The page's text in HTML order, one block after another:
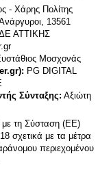
- Χάρης Πολίτης
13561
ΑΤΤΙΚΗΣ
Μοσχονάς
PG DIGITAL
Σύνταξης: Αξιώτη
με τη Σύσταση (ΕΕ)
σχετικά με τα μέτρα
περιεχομένου